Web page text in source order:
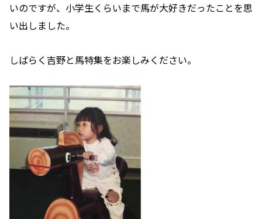
いのですが、小学生くらいまで馬が大好きだったことを思
い出しました。
しばらく吉野と馬特集をお楽しみください。